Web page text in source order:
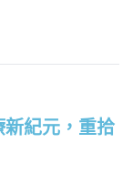
紀元，重拾